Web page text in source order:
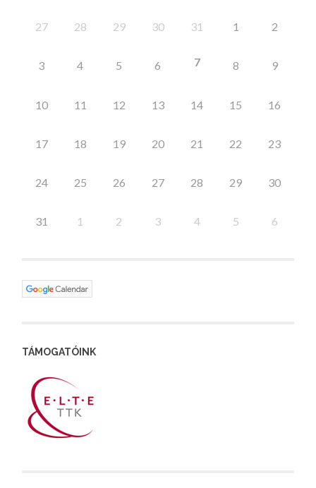
27 28 29 30 31 1 2
3 4 5 6 7 8 9
10 11 12 13 14 15 16
17 18 19 20 21 22 23
24 25 26 27 28 29 30
31 1 2 3 4 5 6
TÁMOGATÓINK